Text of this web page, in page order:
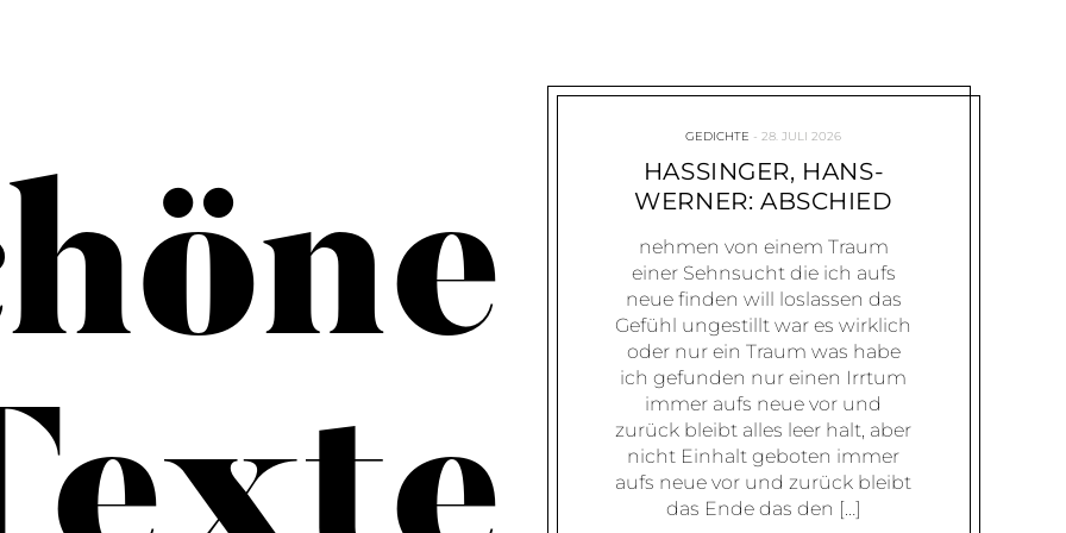
GEDICHTE 28. JULI 2026
HASSINGER, HANS-
WERNER: ABSCHIED
nehmen von einem Traum
einer Sehnsucht die ich aufs
neue finden will loslassen das
Gefühl ungestillt war es wirklich
oder nur ein Traum was habe
ich gefunden nur einen Irrtum
immer aufs neue vor und
zurück bleibt alles leer halt, aber
nicht Einhalt geboten immer
aufs neue vor und zurück bleibt
das Ende das den […]